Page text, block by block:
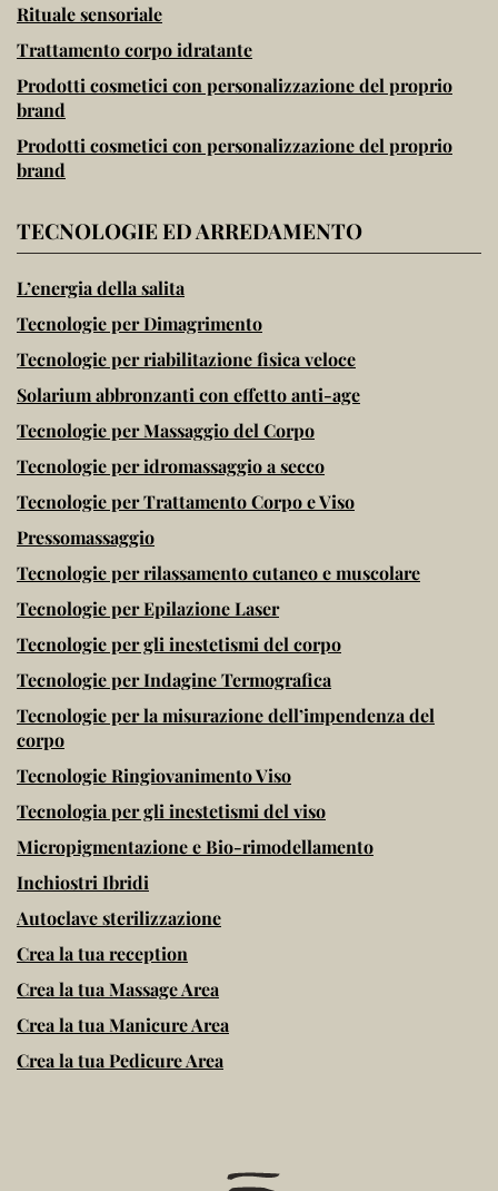
Rituale sensoriale
Trattamento corpo idratante
Prodotti cosmetici con personalizzazione del proprio
brand
Prodotti cosmetici con personalizzazione del proprio
brand
TECNOLOGIE ED ARREDAMENTO
L’energia della salita
Tecnologie per Dimagrimento
Tecnologie per riabilitazione fisica veloce
Solarium abbronzanti con effetto anti-age
Tecnologie per Massaggio del Corpo
Tecnologie per idromassaggio a secco
Tecnologie per Trattamento Corpo e Viso
Pressomassaggio
Tecnologie per rilassamento cutaneo e muscolare
Tecnologie per Epilazione Laser
Tecnologie per gli inestetismi del corpo
Tecnologie per Indagine Termografica
Tecnologie per la misurazione dell’impendenza del
corpo
Tecnologie Ringiovanimento Viso
Tecnologia per gli inestetismi del viso
Micropigmentazione e Bio-rimodellamento
Inchiostri Ibridi
Autoclave sterilizzazione
Crea la tua reception
Crea la tua Massage Area
Crea la tua Manicure Area
Crea la tua Pedicure Area